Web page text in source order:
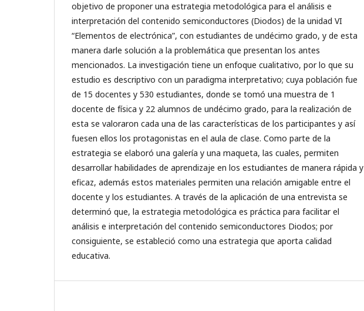
objetivo de proponer una estrategia metodológica para el análisis e
interpretación del contenido semiconductores (Diodos) de la unidad VI
“Elementos de electrónica”, con estudiantes de undécimo grado, y de esta
manera darle solución a la problemática que presentan los antes
mencionados. La investigación tiene un enfoque cualitativo, por lo que su
estudio es descriptivo con un paradigma interpretativo; cuya población fue
de 15 docentes y 530 estudiantes, donde se tomó una muestra de 1
docente de física y 22 alumnos de undécimo grado, para la realización de
esta se valoraron cada una de las características de los participantes y así
fuesen ellos los protagonistas en el aula de clase. Como parte de la
estrategia se elaboró una galería y una maqueta, las cuales, permiten
desarrollar habilidades de aprendizaje en los estudiantes de manera rápida y
eficaz, además estos materiales permiten una relación amigable entre el
docente y los estudiantes. A través de la aplicación de una entrevista se
determinó que, la estrategia metodológica es práctica para facilitar el
análisis e interpretación del contenido semiconductores Diodos; por
consiguiente, se estableció como una estrategia que aporta calidad
educativa.